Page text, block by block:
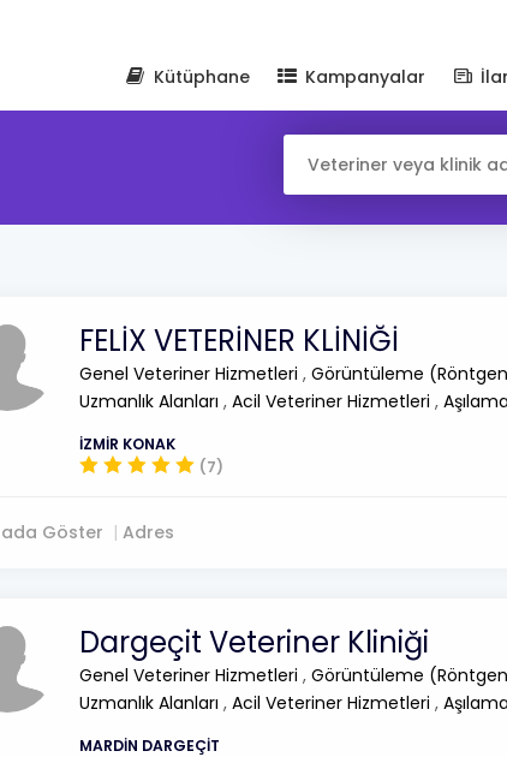
Kütüphane
Kampanyalar
FELİX VETERİNER KLİNİĞİ
Genel Veteriner Hizmetleri , Görüntüleme
Uzmanlık Alanları , Acil Veteriner Hizmetleri ,
İZMİR KONAK
(7)
Göster Adres
Dargeçit Veteriner Kliniği
Genel Veteriner Hizmetleri , Görüntüleme
Uzmanlık Alanları , Acil Veteriner Hizmetleri ,
MARDİN DARGEÇİT